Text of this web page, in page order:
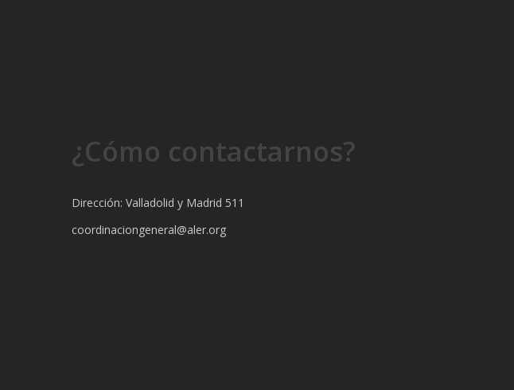
¿Cómo contactarnos?
Dirección: Valladolid y Madrid 511
coordinaciongeneral@aler.org